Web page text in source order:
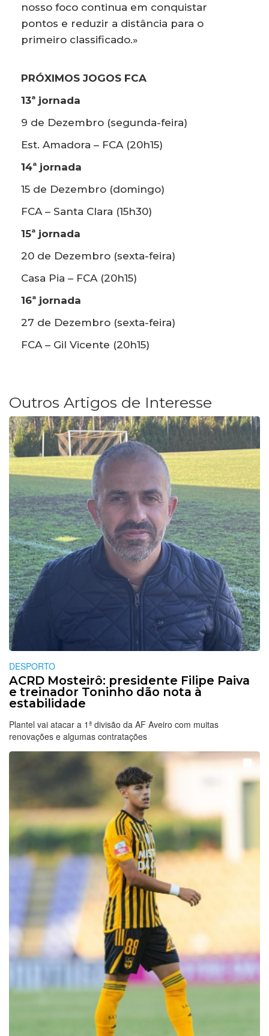
nosso foco continua em conquistar
pontos e reduzir a distância para o
primeiro classificado.»
PRÓXIMOS JOGOS FCA
13ª jornada
9 de Dezembro (segunda-feira)
Est. Amadora – FCA (20h15)
14ª jornada
15 de Dezembro (domingo)
FCA – Santa Clara (15h30)
15ª jornada
20 de Dezembro (sexta-feira)
Casa Pia – FCA (20h15)
16ª jornada
27 de Dezembro (sexta-feira)
FCA – Gil Vicente (20h15)
Outros Artigos de Interesse
DESPORTO
ACRD Mosteirô: presidente Filipe Paiva
e treinador Toninho dão nota à
estabilidade
Plantel vai atacar a 1ª divisão da AF Aveiro com muitas
renovações e algumas contratações